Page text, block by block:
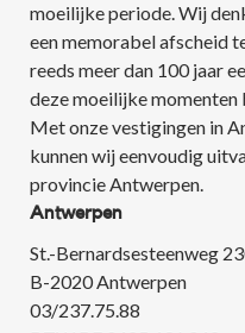
moeilijke periode. Wij
een memorabel afscheid
reeds meer dan 100 jaar
deze moeilijke momenten
Met onze vestigingen in
kunnen wij eenvoudig
provincie Antwerpen.
Antwerpen
St.-Bernardsesteenweg
B-2020 Antwerpen
03/237.75.88